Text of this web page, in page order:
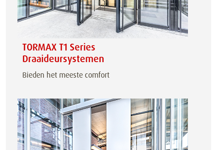
TORMAX T1 Series
Draaideursystemen
Bieden het meeste comfort